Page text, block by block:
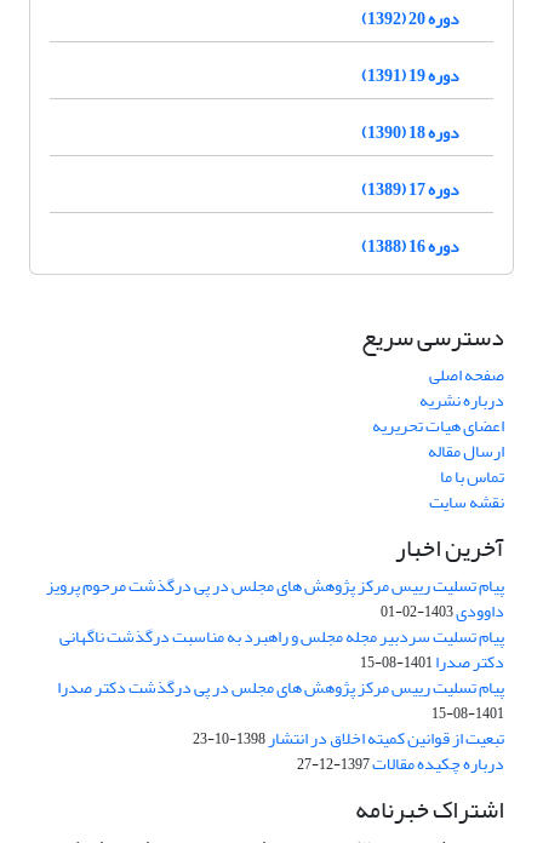
دوره 20 (1392)
دوره 19 (1391)
دوره 18 (1390)
دوره 17 (1389)
دوره 16 (1388)
دسترسی سریع
صفحه اصلی
درباره نشریه
اعضای هیات تحریریه
ارسال مقاله
تماس با ما
نقشه سایت
آخرین اخبار
پیام تسلیت رییس مرکز پژوهش های مجلس در پی درگذشت مرحوم پرویز
داوودی1403-02-01
پیام تسلیت سردبیر مجله مجلس و راهبرد به مناسبت درگذشت ناگهانی
دکتر صدرا1401-08-15
پیام تسلیت رییس مرکز پژوهش های مجلس در پی درگذشت دکتر صدرا
1401-08-15
تبعیت از قوانین کمیته اخلاق در انتشار1398-10-23
درباره چکیده مقالات1397-12-27
اشتراک خبرنامه